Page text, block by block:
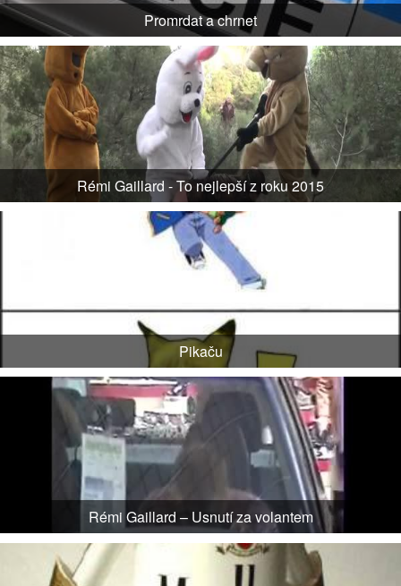
Promrdat a chrnet
Rémi Gaillard - To nejlepší z roku 2015
Pikaču
Rémi Gaillard – Usnutí za volantem